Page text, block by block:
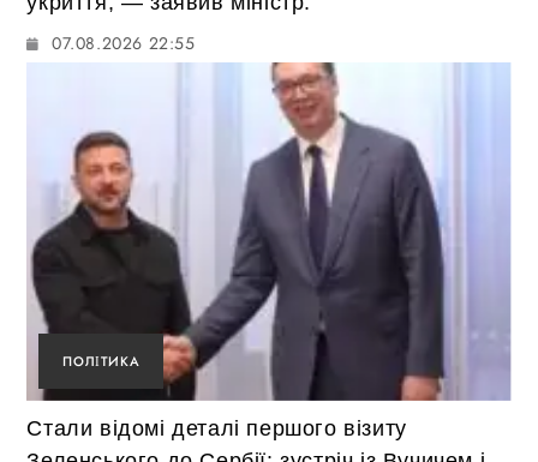
07.08.2026 22:55
ПОЛІТИКА
Стали відомі деталі першого візиту